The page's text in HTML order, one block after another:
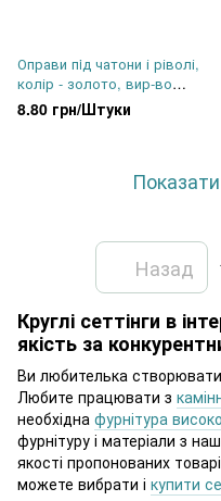
Оправи пiд чатони і ріволі,
колір - золото, вир-во
Німеччина, ss34
8.80 грн/Штуки
Назад
Круглі сеттінги в
якість за
Ви любителька створювати
Любите працювати з
необхідна фурнітура
фурнітуру і матеріали з
якості пропонованих
можете вибрати і купити